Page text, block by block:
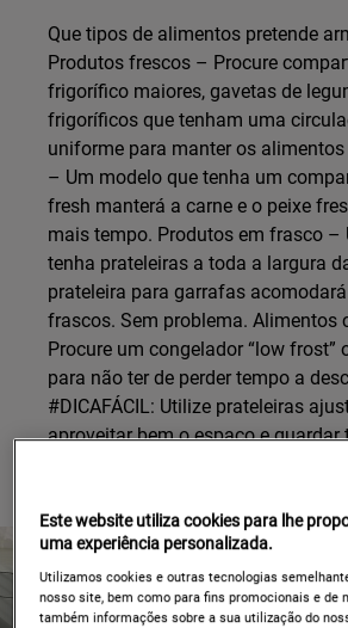
Que tipos de alimentos pretende
Produtos frescos – Procure
frigorífico maiores, gavetas de
frigoríficos que tenham uma
uniforme para manter os
– Um modelo que tenha um
fresh manterá a carne e o peixe
mais tempo. Produtos em frasco –
tenha prateleiras a toda a largura
prateleira para garrafas
frascos. Sem problema. Alimentos
Procure um congelador “low frost”
para não ter de perder tempo a
#DICAFÁCIL: Utilize prateleiras
aproveitar bem o espaço e
Este website utiliza cookies para lhe
uma experiência personalizada.
Utilizamos cookies e outras tecnologias
nosso site, bem como para fins promocionais e de
também informações sobre a sua utilização do